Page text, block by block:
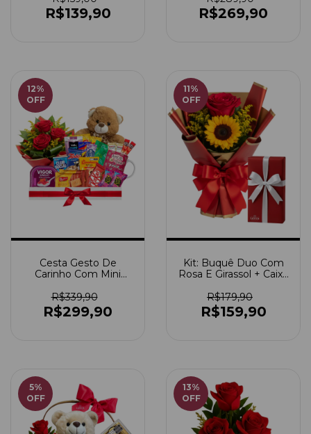
R$139,90 R$269,90
12%
OFF
Cesta Gesto De
Carinho Com Mini
(Escolha A Cor) + Urso
Médio
R$339,90
R$299,90
11%
OFF
Kit: Buquê Duo Com
Rosa E Girassol + Caixa
R$179,90
R$159,90
5%
OFF
13%
OFF